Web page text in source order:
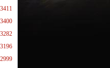
3411
3400
3282
3196
2999